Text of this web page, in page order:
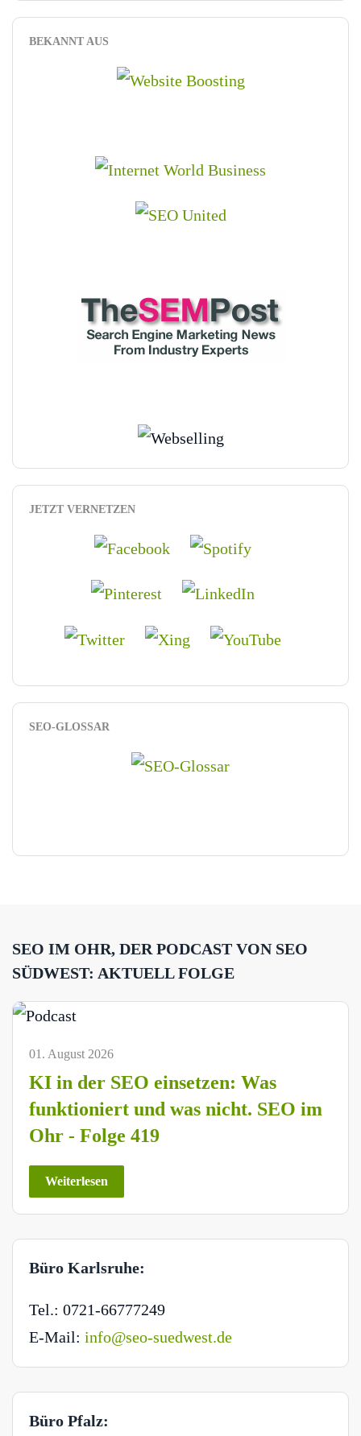
BEKANNT AUS
JETZT VERNETZEN
SEO-GLOSSAR
SEO IM OHR, DER PODCAST VON SEO
SÜDWEST: AKTUELL FOLGE
01. August 2026
KI in der SEO einsetzen: Was
funktioniert und was nicht. SEO im
Ohr - Folge 419
Weiterlesen
Büro Karlsruhe:
Tel.: 0721-66777249
E-Mail: info@seo-suedwest.de
Büro Pfalz: